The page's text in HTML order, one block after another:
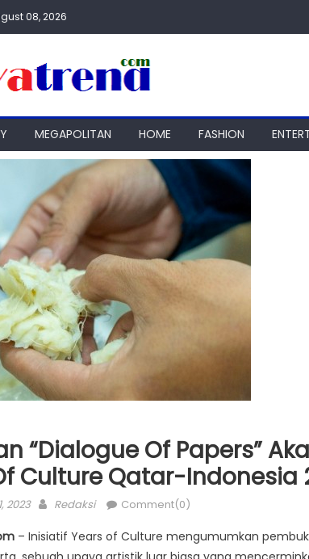
08, 2026
MEGAPOLITAN HOME FASHION
“Dialogue Of Papers”
Culture Qatar-Indonesia
2023 Author
Redaksi Comment(0)
– Inisiatif Years of Culture mengumumkan